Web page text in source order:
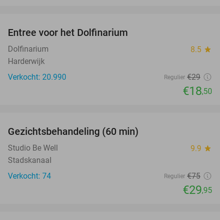
Entree voor het Dolfinarium
Dolfinarium 8.5 star
Harderwijk
Verkocht: 20.990
Regulier €29
€18,50
Gezichtsbehandeling (60 min)
Studio Be Well 9.9 star
Stadskanaal
Verkocht: 74
Regulier €75
€29,95